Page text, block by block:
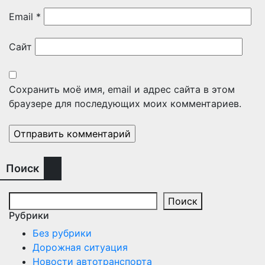
Email *
Сайт
Сохранить моё имя, email и адрес сайта в этом
браузере для последующих моих комментариев.
Поиск
Поиск
Рубрики
Без рубрики
Дорожная ситуация
Новости автотранспорта